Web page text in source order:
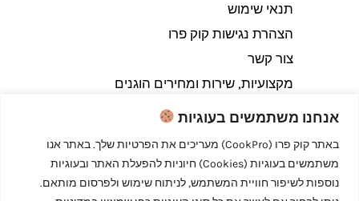
אנחנו משתמשים בעוגיות
באתר קוק פרו (CookPro) מעריכים את הפרטיות שלך. באתר אנו
משתמשים בעוגיות (Cookies) חיוניות להפעלת האתר ובעוגיות
נוספות לשיפור חוויית המשתמש, לניתוח שימוש ולפרסום מותאם.
תנאי שימוש
הצהרת נגישות קוק פרו
צור קשר
מקצועיות, שירות ומחירים הוגנים
Copyright © 2026 קוק פרו - לבשל כמו מקצוענים